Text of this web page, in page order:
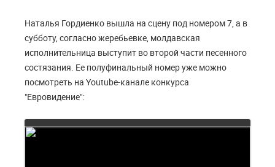
Наталья Гордиенко вышла на сцену под номером 7, а в
субботу, согласно жеребьевке, молдавская
исполнительница выступит во второй части песенного
состязания. Ее полуфинальный номер уже можно
посмотреть на Youtube-канале конкурса
"Евровидение":